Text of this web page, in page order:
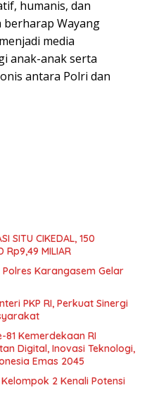
humanis, dan
berharap Wayang
media
anak-anak serta
antara Polri dan
SITU CIKEDAL, 150
Rp9,49 MILIAR
Karangasem Gelar
PKP RI, Perkuat Sinergi
81 Kemerdekaan RI
Digital, Inovasi Teknologi,
Emas 2045
2 Kenali Potensi